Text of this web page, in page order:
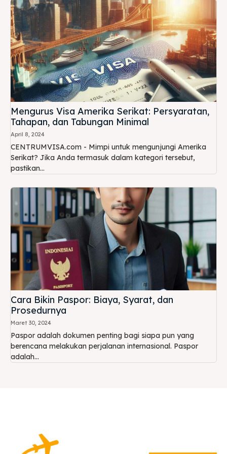
Mengurus Visa Amerika Serikat: Persyaratan,
Tahapan, dan Tabungan Minimal
April 8, 2024
CENTRUMVISA.com - Mimpi untuk mengunjungi Amerika
Serikat? Jika Anda termasuk dalam kategori tersebut,
pastikan...
Cara Bikin Paspor: Biaya, Syarat, dan
Prosedurnya
Maret 30, 2024
Paspor adalah dokumen penting bagi siapa pun yang
berencana melakukan perjalanan internasional. Paspor
adalah...